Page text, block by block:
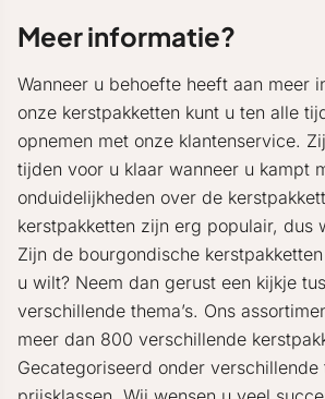
Meer informatie?
Wanneer u behoefte heeft aan meer
onze kerstpakketten kunt u ten alle
opnemen met onze klantenservice.
tijden voor u klaar wanneer u kampt
onduidelijkheden over de
kerstpakketten zijn erg populair, dus
Zijn de bourgondische
u wilt? Neem dan gerust een kijkje
verschillende thema’s. Ons
meer dan 800 verschillende
Gecategoriseerd onder verschillende